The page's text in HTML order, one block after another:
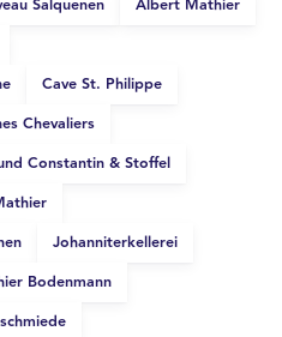
Salquenen
Albert Mathier
Cave St. Philippe
Chevaliers
Constantin & Stoffel
Johanniterkellerei
Bodenmann